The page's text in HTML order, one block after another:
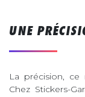
UNE
La précision, ce
Chez Stickers-